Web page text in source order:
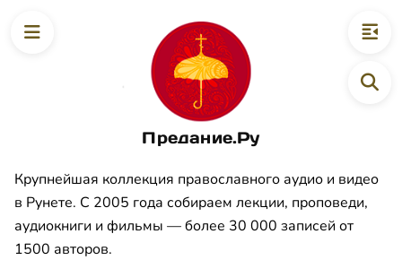
Предание.Ру
Крупнейшая коллекция православного аудио и видео
в Рунете. С 2005 года собираем лекции, проповеди,
аудиокниги и фильмы — более 30 000 записей от
1500 авторов.